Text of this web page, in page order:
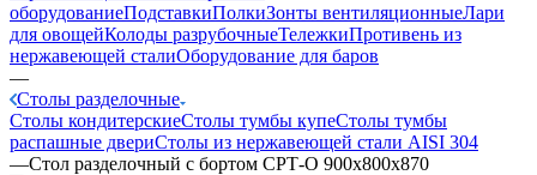
оборудованиеПодставкиПолкиЗонты вентиляционныеЛари
для овощейКолоды разрубочныеТележкиПротивень из
нержавеющей сталиОборудование для баров
—
Столы разделочные
Столы кондитерскиеСтолы тумбы купеСтолы тумбы
распашные двериСтолы из нержавеющей стали AISI 304
—Стол разделочный с бортом СРТ-О 900х800х870